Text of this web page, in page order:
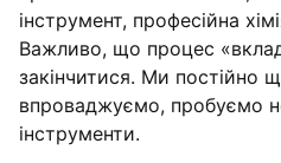
інструмент, професійна
Важливо, що процес
закінчитися. Ми постійно
впроваджуємо, пробуємо
інструменти.